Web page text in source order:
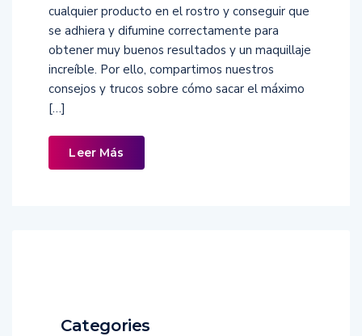
cualquier producto en el rostro y conseguir que
se adhiera y difumine correctamente para
obtener muy buenos resultados y un maquillaje
increíble. Por ello, compartimos nuestros
consejos y trucos sobre cómo sacar el máximo
[…]
Leer Más
Categories